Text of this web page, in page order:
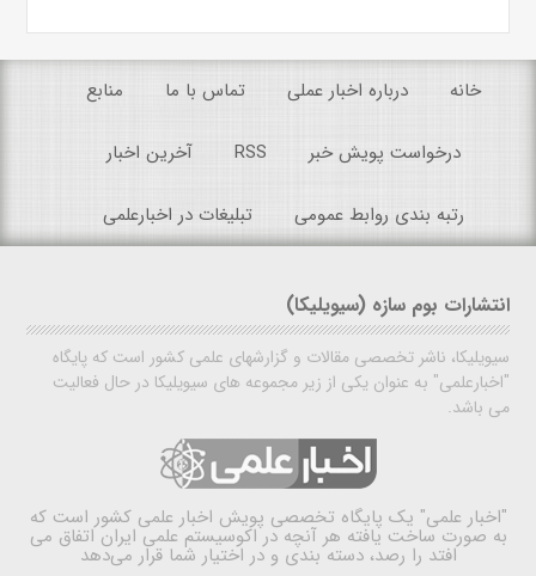
خانه درباره اخبار عملی تماس با ما منابع
درخواست پویش خبر RSS آخرین اخبار
رتبه بندی روابط عمومی تبلیغات در اخبارعلمی
انتشارات بوم سازه (سیویلیکا)
سیویلیکا، ناشر تخصصی مقالات و گزارشهای علمی کشور است که پایگاه
"اخبارعلمی" به عنوان یکی از زیر مجموعه های سیویلیکا در حال فعالیت
می باشد.
"اخبار علمی" یک پایگاه تخصصی پویش اخبار علمی کشور است که
به صورت ساخت یافته هر آنچه در اکوسیستم علمی ایران اتفاق می
افتد را رصد، دسته بندی و در اختیار شما قرار می‌دهد